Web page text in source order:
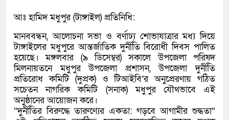
আঃ হামিদ মধুপুর (টাঙ্গাইল) প্রতিনিধি:
মানববন্ধন, আলোচনা সভা ও বর্ণাঢ্য শোভাযাত্রার মধ্য দিয়ে
টাঙ্গাইলের মধুপুরে আন্তর্জাতিক দুর্নীতি বিরোধী দিবস পালিত
হয়েছে। মঙ্গলবার (৯ ডিসেম্বর) সকালে উপজেলা পরিষদ
মিলনায়তনে মধুপুর উপজেলা প্রশাসন, উপজেলা দুর্নীতি
প্রতিরোধ কমিটি (দুপ্রক) ও টিআইবি’র অনুপ্রেরণায় গঠিত
সচেতন নাগরিক কমিটি (সনাক) মধুপুর যৌথভাবে এই
অনুষ্ঠানের আয়োজন করে।
“দুর্নীতির বিরুদ্ধে তারুণ্যের একতা: গড়বে আগামীর শুদ্ধতা”